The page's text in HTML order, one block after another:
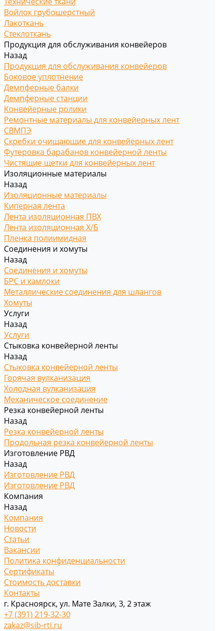
Войлок грубошерстный
Лакоткань
Стеклоткань
Продукция для обслуживания конвейеров
Назад
Продукция для обслуживания конвейеров
Боковое уплотнение
Демпферные балки
Демпферные станции
Конвейерные ролики
Ремонтные материалы для конвейерных лент
СВМПЭ
Скребки очищающие для конвейерных лент
Футеровка барабанов конвейерной ленты
Чистящие щетки для конвейерных лент
Изоляционные материалы
Назад
Изоляционные материалы
Киперная лента
Лента изоляционная ПВХ
Лента изоляционная Х/Б
Пленка полиимидная
Соединения и хомуты
Назад
Соединения и хомуты
БРС и камлоки
Металлические соединения для шлангов
Хомуты
Услуги
Назад
Услуги
Стыковка конвейерной ленты
Назад
Стыковка конвейерной ленты
Горячая вулканизация
Холодная вулканизация
Механическое соединение
Резка конвейерной ленты
Назад
Резка конвейерной ленты
Продольная резка конвейерной ленты
Изготовление РВД
Назад
Изготовление РВД
Изготовление РВД
Компания
Назад
Компания
Новости
Статьи
Вакансии
Политика конфиденциальности
Сертификаты
Стоимость доставки
Контакты
г. Красноярск, ул. Мате Залки, 3, 2 этаж
+7 (391) 219-32-30
zakaz@sib-rti.ru